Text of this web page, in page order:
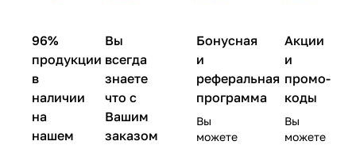
96%
продукции
в
наличии
на
нашем
Вы
всегда
знаете
что с
Вашим
заказом
Бонусная
и
реферальная
программа
Вы
можете
Акции
и
промо-
коды
Вы
можете